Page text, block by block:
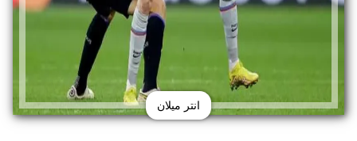
انتر ميلان